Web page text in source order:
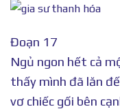
Đoạn 17
Ngủ ngon hết cả
thấy mình đã lăn
vơ chiếc gối bên